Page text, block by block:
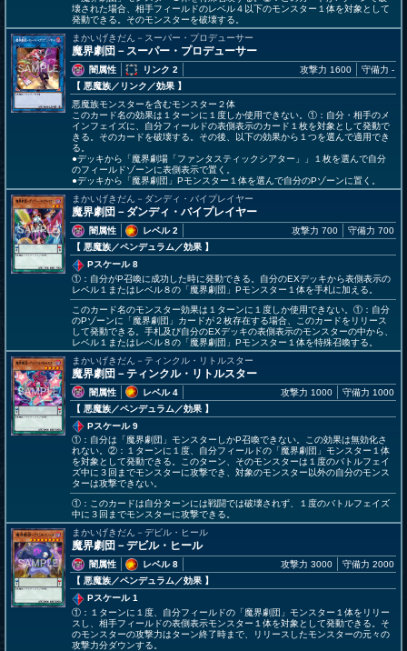
壊された場合、相手フィールドのレベル４以下のモンスター１体を対象として
発動できる。そのモンスターを破壊する。
まかいげきだん－スーパー・プロデューサー
魔界劇団－スーパー・プロデューサー
闇属性
リンク 2
【 悪魔族／リンク／効果 】
攻撃力 1600 守備力 -
悪魔族モンスターを含むモンスター２体
このカード名の効果は１ターンに１度しか使用できない。①：自分・相手のメ
インフェイズに、自分フィールドの表側表示のカード１枚を対象として発動で
きる。そのカードを破壊する。その後、以下の効果から１つを選んで適用でき
る。
●デッキから「魔界劇場「ファンタスティックシアター」」１枚を選んで自分
のフィールドゾーンに表側表示で置く。
●デッキから「魔界劇団」Pモンスター１体を選んで自分のPゾーンに置く。
まかいげきだん－ダンディ・バイプレイヤー
魔界劇団－ダンディ・バイプレイヤー
闇属性
レベル 2
【 悪魔族／ペンデュラム／効果 】
攻撃力 700 守備力 700
Pスケール 8
①：自分がP召喚に成功した時に発動できる。自分のEXデッキから表側表示の
レベル１またはレベル８の「魔界劇団」Pモンスター１体を手札に加える。
このカード名のモンスター効果は１ターンに１度しか使用できない。①：自分
のPゾーンに「魔界劇団」カードが２枚存在する場合、このカードをリリース
して発動できる。手札及び自分のEXデッキの表側表示のモンスターの中から、
レベル１またはレベル８の「魔界劇団」Pモンスター１体を特殊召喚する。
まかいげきだん－ティンクル・リトルスター
魔界劇団－ティンクル・リトルスター
闇属性
レベル 4
【 悪魔族／ペンデュラム／効果 】
攻撃力 1000 守備力 1000
Pスケール 9
①：自分は「魔界劇団」モンスターしかP召喚できない。この効果は無効化さ
れない。②：１ターンに１度、自分フィールドの「魔界劇団」モンスター１体
を対象として発動できる。このターン、そのモンスターは１度のバトルフェイ
ズ中に３回までモンスターに攻撃でき、対象のモンスター以外の自分のモンス
ターは攻撃できない。
①：このカードは自分ターンには戦闘では破壊されず、１度のバトルフェイズ
中に３回までモンスターに攻撃できる。
まかいげきだん－デビル・ヒール
魔界劇団－デビル・ヒール
闇属性
レベル 8
【 悪魔族／ペンデュラム／効果 】
攻撃力 3000 守備力 2000
Pスケール 1
①：１ターンに１度、自分フィールドの「魔界劇団」モンスター１体をリリー
スし、相手フィールドの表側表示モンスター１体を対象として発動できる。そ
のモンスターの攻撃力はターン終了時まで、リリースしたモンスターの元々の
攻撃力分ダウンする。